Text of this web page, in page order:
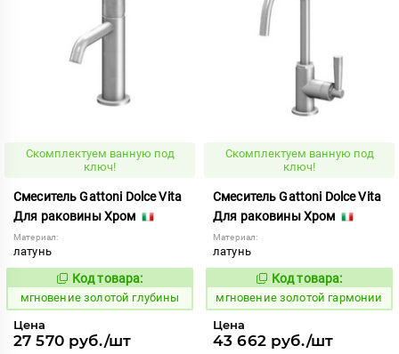
Скомплектуем ванную под
ключ!
Смеситель Gattoni Dolce Vita
Для раковины Хром
Материал:
латунь
Код:
941642
Код товара:
мгновение золотой глубины
Цена
27 570 руб./шт
Скомплектуем ванную под
ключ!
Смеситель Gattoni Dolce Vita
Для раковины Хром
Материал:
латунь
Код:
941641
Код товара:
мгновение золотой гармонии
Цена
43 662 руб./шт